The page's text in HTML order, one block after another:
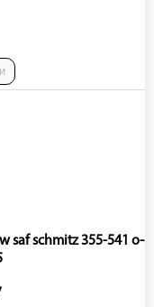
saf schmitz 355-541 o-o